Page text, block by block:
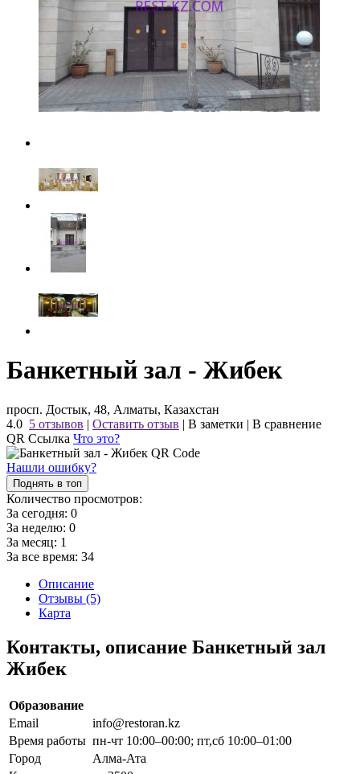
Банкетный зал - Жибек
просп. Достык, 48, Алматы, Казахстан
4.0 5 отзывов | Оставить отзыв | В заметки | В сравнение
QR Ссылка Что это?
Нашли ошибку?
Поднять в топ
Количество просмотров:
За сегодня: 0
За неделю: 0
За месяц: 1
За все время: 34
Описание
Отзывы (5)
Карта
Контакты, описание Банкетный зал
Жибек
Образование
Email
info@restoran.kz
Время работы пн-чт 10:00–00:00; пт,сб 10:00–01:00
Город
Алма-Ата